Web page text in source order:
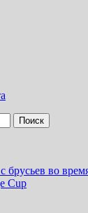
брусьев во
Cup